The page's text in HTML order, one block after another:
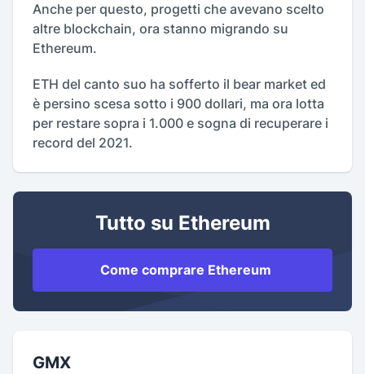
Anche per questo, progetti che avevano scelto
altre blockchain, ora stanno migrando su
Ethereum.
ETH del canto suo ha sofferto il bear market ed
è persino scesa sotto i 900 dollari, ma ora lotta
per restare sopra i 1.000 e sogna di recuperare i
record del 2021.
Tutto su Ethereum
Come comprare Ethereum
GMX